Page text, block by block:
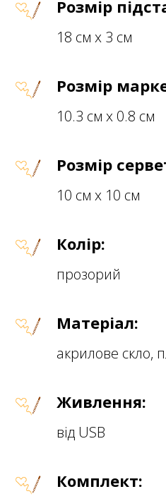
Розмір
18 см х 3 см
Розмір
10.3 см х 0.8 см
Розмір
10 см х 10 см
Колір:
прозорий
Матеріал:
акрилове скло,
Живлення:
від USB
Комплект: